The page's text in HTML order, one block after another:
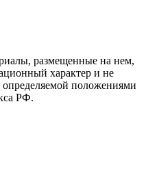
размещенные на нем,
характер и не
положениями
РФ.